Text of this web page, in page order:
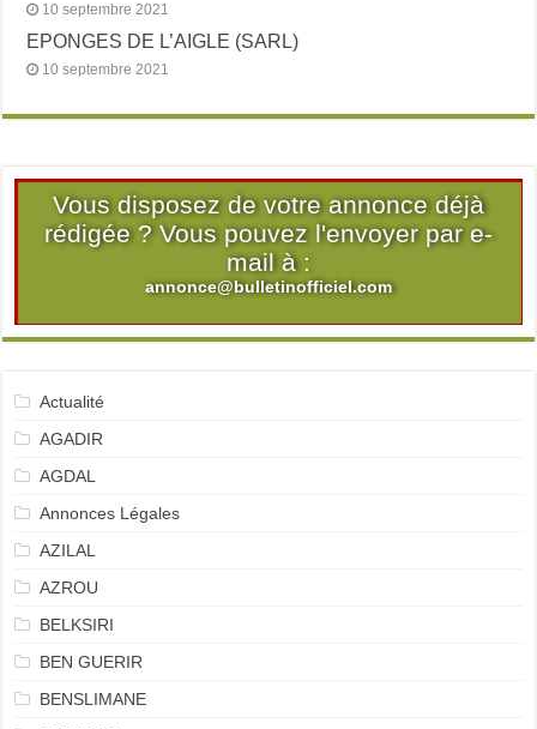
10 septembre 2021
EPONGES DE L’AIGLE (SARL)
10 septembre 2021
Vous disposez de votre annonce déjà
rédigée ? Vous pouvez l'envoyer par e-
mail à :
annonce@bulletinofficiel.com
Actualité
AGADIR
AGDAL
Annonces Légales
AZILAL
AZROU
BELKSIRI
BEN GUERIR
BENSLIMANE